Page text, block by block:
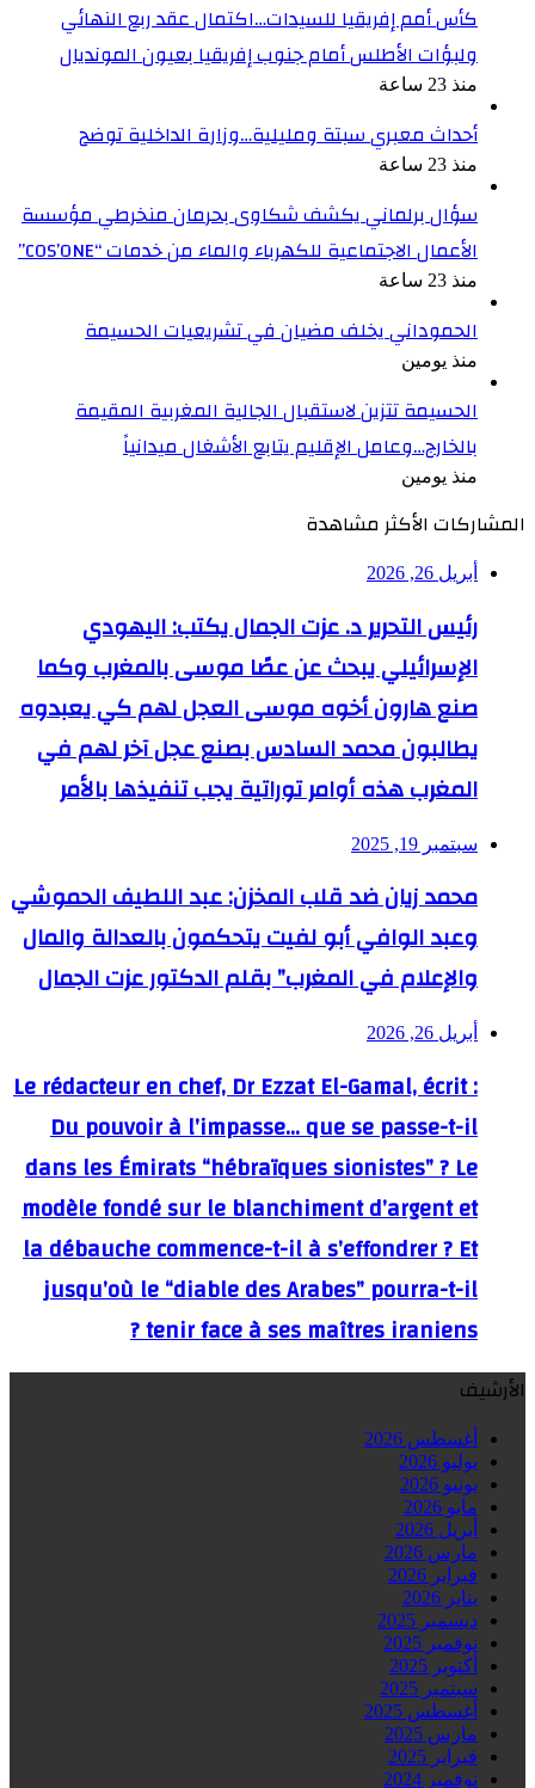
كأس أمم إفريقيا للسيدات…اكتمال عقد ربع النهائي
ولبؤات الأطلس أمام جنوب إفريقيا بعيون المونديال
منذ 23 ساعة
أحداث معبري سبتة ومليلية…وزارة الداخلية توضح
منذ 23 ساعة
سؤال برلماني يكشف شكاوى بحرمان منخرطي مؤسسة
الأعمال الاجتماعية للكهرباء والماء من خدمات “COS’ONE”
منذ 23 ساعة
الحموداني يخلف مضيان في تشريعيات الحسيمة
منذ يومين
الحسيمة تتزين لاستقبال الجالية المغربية المقيمة
بالخارج…وعامل الإقليم يتابع الأشغال ميدانياً
منذ يومين
المشاركات الأكثر مشاهدة
أبريل 26, 2026
رئيس التحرير د. عزت الجمال يكتب: اليهودي
الإسرائيلي يبحث عن عصًا موسى بالمغرب وكما
صنع هارون أخوه موسى العجل لهم كي يعبدوه
يطالبون محمد السادس بصنع عجل آخر لهم في
المغرب هذه أوامر توراتية يجب تنفيذها بالأمر
سبتمبر 19, 2025
محمد زيان ضد قلب المخزن: عبد اللطيف الحموشي
وعبد الوافي أبو لفيت يتحكمون بالعدالة والمال
والإعلام في المغرب” بقلم الدكتور عزت الجمال
أبريل 26, 2026
Le rédacteur en chef, Dr Ezzat El-Gamal, écrit :
Du pouvoir à l’impasse… que se passe-t-il
dans les Émirats “hébraïques sionistes” ? Le
modèle fondé sur le blanchiment d’argent et
la débauche commence-t-il à s’effondrer ? Et
jusqu’où le “diable des Arabes” pourra-t-il
tenir face à ses maîtres iraniens ?
الأرشيف
أغسطس 2026
يوليو 2026
يونيو 2026
مايو 2026
أبريل 2026
مارس 2026
فبراير 2026
يناير 2026
ديسمبر 2025
نوفمبر 2025
أكتوبر 2025
سبتمبر 2025
أغسطس 2025
مارس 2025
فبراير 2025
نوفمبر 2024